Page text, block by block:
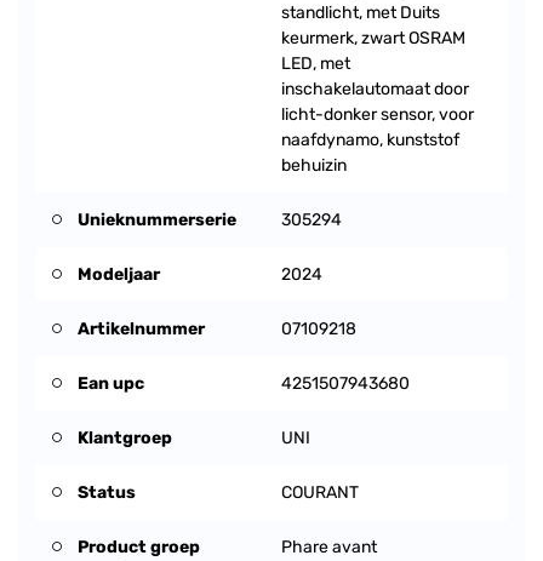
standlicht, met Duits
keurmerk, zwart OSRAM
LED, met
inschakelautomaat door
licht-donker sensor, voor
naafdynamo, kunststof
behuizin
Unieknummerserie 305294
Modeljaar 2024
Artikelnummer 07109218
Ean upc 4251507943680
Klantgroep UNI
Status COURANT
Product groep
Phare avant